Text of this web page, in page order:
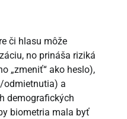
či hlasu môže
no prináša riziká
„zmeniť“ ako heslo),
a
demografických
biometria mala byť